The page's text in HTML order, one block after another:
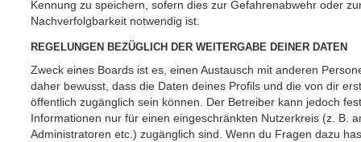
Kennung zu speichern, sofern dies zur Gefahrenabwehr oder
Nachverfolgbarkeit notwendig ist.
REGELUNGEN BEZÜGLICH DER WEITERGABE DEINER DATEN
Zweck eines Boards ist es, einen Austausch mit anderen
daher bewusst, dass die Daten deines Profils und die von dir
öffentlich zugänglich sein können. Der Betreiber kann jedoch
Informationen nur für einen eingeschränkten Nutzerkreis (z. B.
Administratoren etc.) zugänglich sind. Wenn du Fragen dazu